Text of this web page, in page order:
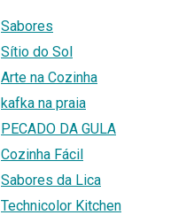
Sabores
Sítio do Sol
Arte na Cozinha
kafka na praia
PECADO DA GULA
Cozinha Fácil
Sabores da Lica
Technicolor Kitchen